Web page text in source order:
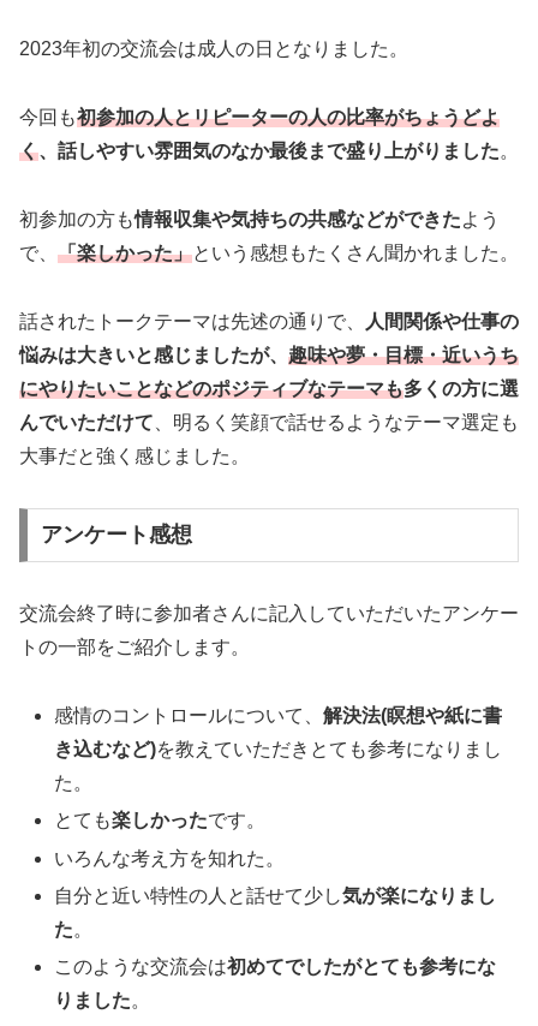
2023年初の交流会は成人の日となりました。
今回も初参加の人とリピーターの人の比率がちょうどよ
く、話しやすい雰囲気のなか最後まで盛り上がりました。
初参加の方も情報収集や気持ちの共感などができたよう
で、 「楽しかった」という感想もたくさん聞かれました。
話されたトークテーマは先述の通りで、
人間関係や仕事の
悩みは大きいと感じましたが、 趣味や夢・目標・近いうち
にやりたいことなどのポジティブなテーマも多くの方に選
んでいただけて 、明るく笑顔で話せるようなテーマ選定も
大事だと強く感じました。
アンケート感想
交流会終了時に参加者さんに記入していただいたアンケー
トの一部をご紹介します。
感情のコントロールについて、解決法(瞑想や紙に書
き込むなど)を教えていただきとても参考になりまし
た。
とても楽しかったです。
いろんな考え方を知れた。
自分と近い特性の人と話せて少し気が楽になりまし
た。
このような交流会は初めてでしたがとても参考にな
りました。